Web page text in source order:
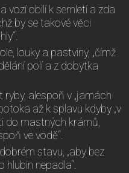
vozí obilí k semletí a zda
by se takové věci
louky a pastviny, „čímž
polí a z dobytka
alespoň v „jamách
až k splavu kdyby „v
do mastných krámů,
ve vodě“.
stavu, „aby bez
hlubin nepadla“.